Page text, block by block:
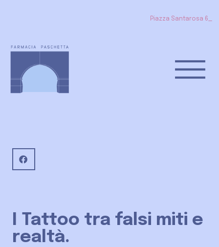
Piazza Santarosa
I Tattoo tra falsi miti e
realtà.